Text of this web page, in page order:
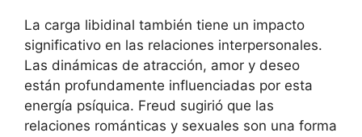
La carga libidinal también tiene un impacto
significativo en las relaciones interpersonales.
Las dinámicas de atracción, amor y deseo
están profundamente influenciadas por esta
energía psíquica. Freud sugirió que las
relaciones románticas y sexuales son una forma